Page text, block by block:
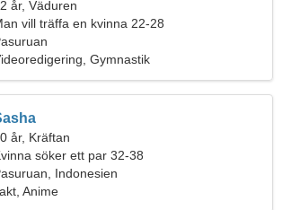
år, Väduren
vill träffa en kvinna 22-28
Gymnastik
år, Kräftan
söker ett par 32-38
Indonesien
Anime